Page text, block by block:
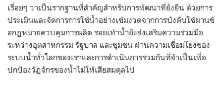
เรื่อยๆ ว่าเป็นรากฐานที่สำคัญสำหรับการพัฒนาที่ยั่งยืน ด้วยการ
ประเมินและจัดการการใช้น้ำอย่างเข้มงวดจากการบังคับใช้ผ่านข้
อกฏหมายควบคุมการผลิต รอยเท้าน้ำยังส่งเสริมความร่วมมือ
ระหว่างอุตสาหกรรม รัฐบาล และชุมชน ผ่านความเชื่อมโยงของ
ระบบน้ำทั่วโลกของเราและการดำเนินการร่วมกันที่จำเป็นเพื่อ
ปกป้องวัฎจักรของน้ำไม่ให้เสียสมดุลไป